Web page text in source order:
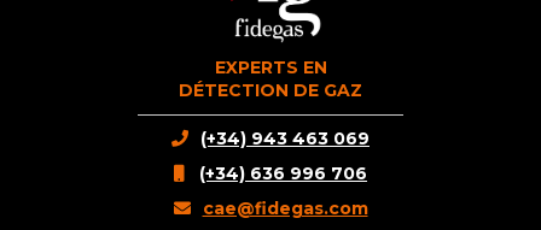
EXPERTS EN
DÉTECTION DE GAZ
(+34) 943 463 069
(+34) 636 996 706
cae@fidegas.com